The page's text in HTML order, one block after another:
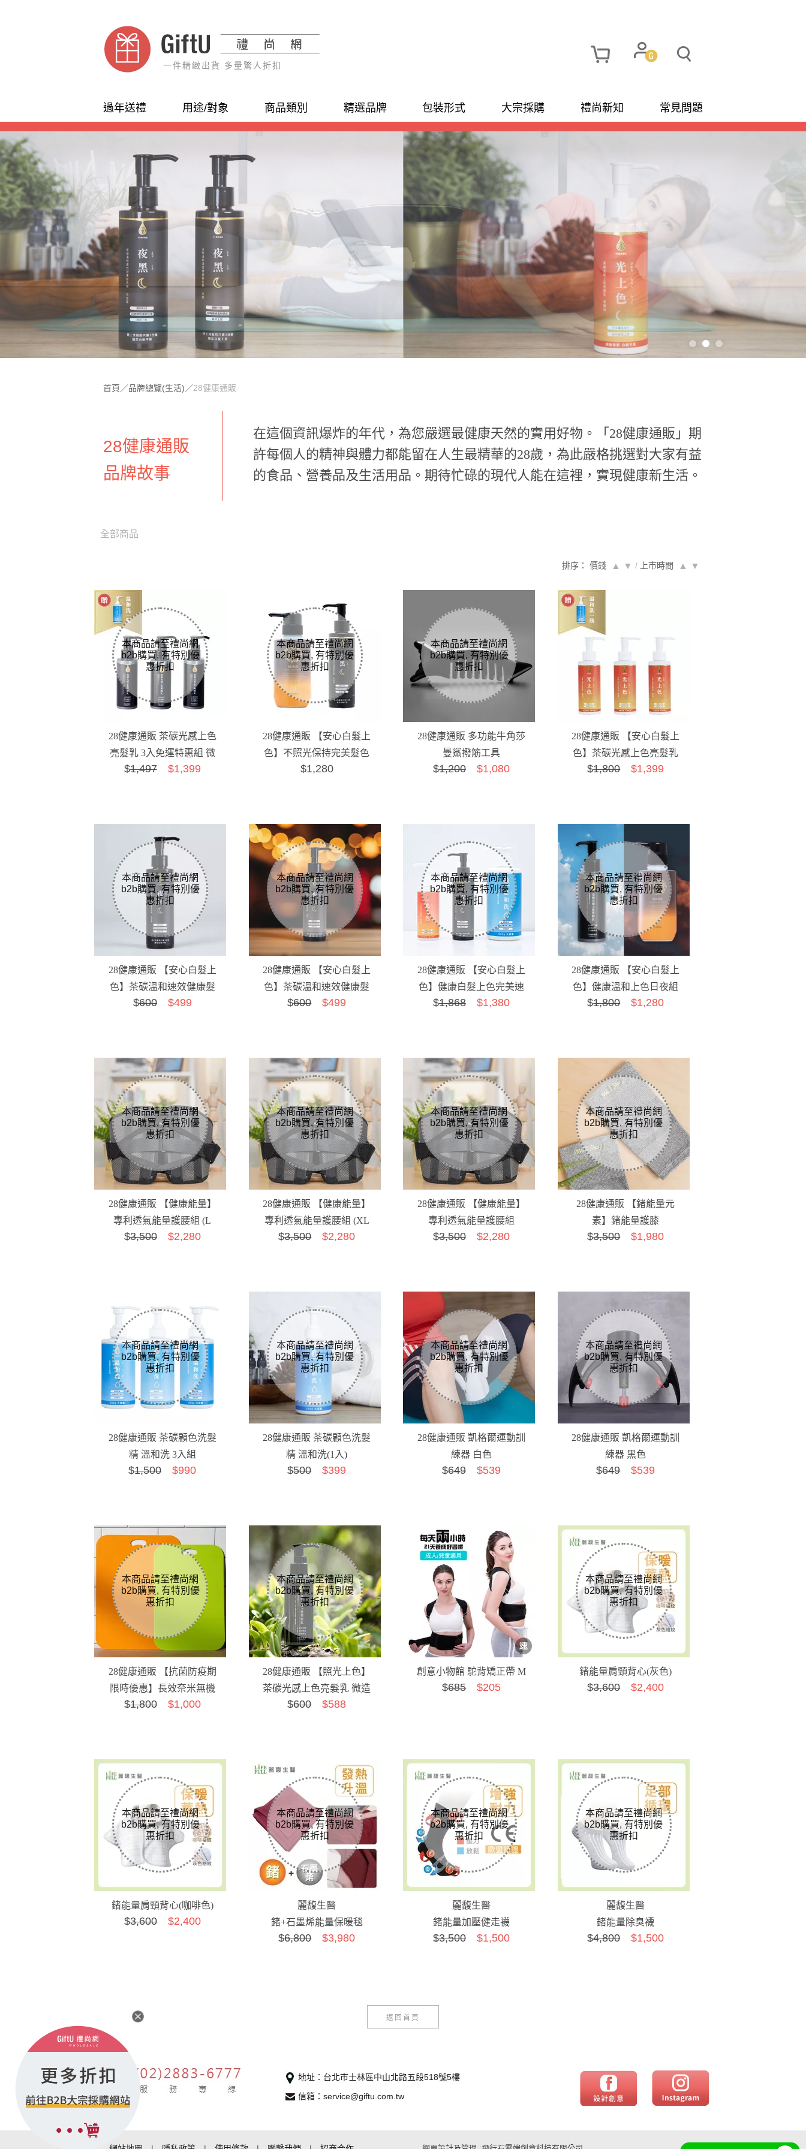
一件精緻出貨 多量驚人折扣
過年送禮 用途/對象 商品類別 精選品牌 包裝形式 大宗採購 禮尚新知 常見問題
首頁 ／品牌總覽(生活) ／28健康通販
28健康通販
品牌故事
在這個資訊爆炸的年代，為您嚴選最健康天然的實用好物。「28健康通販」期
許每個人的精神與體力都能留在人生最精華的28歲，為此嚴格挑選對大家有益
的食品、營養品及生活用品。期待忙碌的現代人能在這裡，實現健康新生活。
全部商品
排序： 價錢 ▲ ▼ / 上市時間 ▲ ▼
28健康通販 茶碳光感上色
亮髮乳 3入免運特惠組 微
造型版 健康方式白髮半
$1,497$1,399
28健康通販 【安心白髮上
色】不照光保持完美髮色
組合C
$1,280
28健康通販 多功能牛角莎
曼鯊撥筋工具
$1,200$1,080
28健康通販 【安心白髮上
色】茶碳光感上色亮髮乳
(柔順版 3入免運特惠組)
$1,800$1,399
28健康通販 【安心白髮上
色】茶碳溫和速效健康髮
色劑 夜黑(自然黑)
$600$499
28健康通販 【安心白髮上
色】茶碳溫和速效健康髮
色劑 夜黑(深棕色)
$600$499
28健康通販 【安心白髮上
色】健康白髮上色完美速
效日夜組B(自然黑)
$1,868$1,380
28健康通販 【安心白髮上
色】健康溫和上色日夜組
A 免運特惠組(自然黑)
$1,800$1,280
28健康通販 【健康能量】
專利透氣能量護腰組 (L
(71~91 cm))
$3,500$2,280
28健康通販 【健康能量】
專利透氣能量護腰組 (XL
(81~114 cm)...
$3,500$2,280
28健康通販 【健康能量】
專利透氣能量護腰組
(XXL (101~139 c...
$3,500$2,280
28健康通販 【鍺能量元
素】鍺能量護膝
$3,500$1,980
28健康通販 茶碳顧色洗髮
精 溫和洗 3入組
$1,500$990
28健康通販 茶碳顧色洗髮
精 溫和洗(1入)
$500$399
28健康通販 凱格爾運動訓
練器 白色
$649$539
28健康通販 凱格爾運動訓
練器 黑色
$649$539
28健康通販 【抗菌防疫期
限時優惠】長效奈米無機
防霉抗菌砧板組(2入/大
$1,800$1,000
28健康通販 【照光上色】
茶碳光感上色亮髮乳 微造
型版 單瓶 健康方式白髮
$600$588
創意小物館 駝背矯正帶 M
$685$205
鍺能量肩頸背心(灰色)
$3,600$2,400
鍺能量肩頸背心(咖啡色)
$3,600$2,400
麗馥生醫
鍺+石墨烯能量保暖毯
$6,800$3,980
麗馥生醫
鍺能量加壓健走襪
$3,500$1,500
麗馥生醫
鍺能量除臭襪
$4,800$1,500
返回首頁
地址：台北市士林區中山北路五段518號5樓
信箱：service@giftu.com.tw